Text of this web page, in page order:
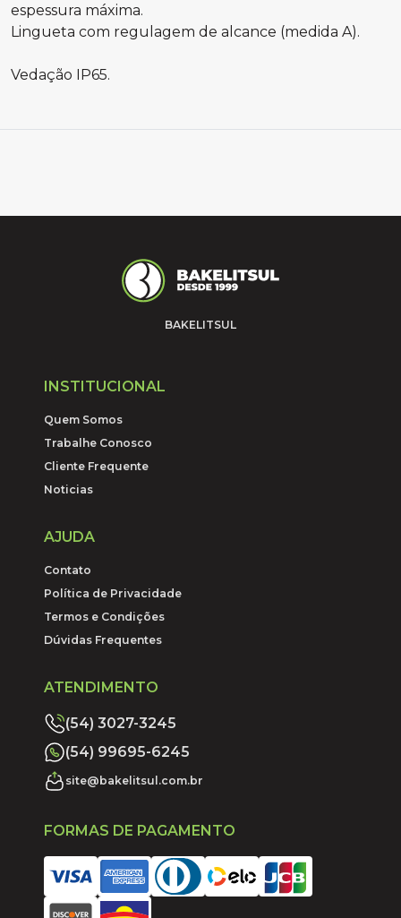
espessura máxima.
Lingueta com regulagem de alcance (medida A).
Vedação IP65.
BAKELITSUL
INSTITUCIONAL
Quem Somos
Trabalhe Conosco
Cliente Frequente
Noticias
AJUDA
Contato
Política de Privacidade
Termos e Condições
Dúvidas Frequentes
ATENDIMENTO
(54) 3027-3245
(54) 99695-6245
site@bakelitsul.com.br
FORMAS DE PAGAMENTO